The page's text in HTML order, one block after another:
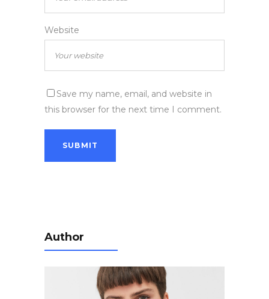
Website
Save my name, email, and website in
this browser for the next time I comment.
Author